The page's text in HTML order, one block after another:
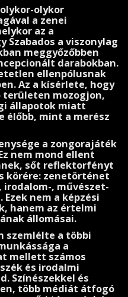
olykor
a zenei
az a
Szabados a viszonylag
meggyőzőbben
darabokban.
ellenpólusnak
Az a kísérlete, hogy
területen mozogjon,
állapotok miatt
élőbb, mint a merész
a zongorajáték
nem mond ellent
sőt reflektorfényt
körére: zenetörténet
, művészet-
nem a képzési
hanem az értelmi
állomásai.
szemlélte a többi
a
mellett szá­mos
és irodalmi
Színészekkel és
több médiát átfogó